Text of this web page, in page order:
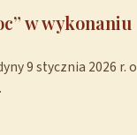
w wykonaniu
9 stycznia 2026 r. o